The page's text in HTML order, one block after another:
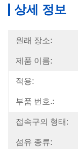
상세 정보
원래 장소:
제품 이름:
적용:
부품 번호.:
접속구의 형태:
섬유 종류: